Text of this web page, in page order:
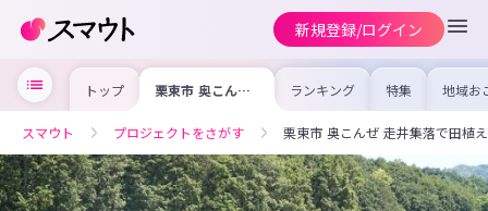
新規登録/ログイン
トップ 栗東市 奥こんぜ
走井集落で田植え
ランキング 特集 地域お
の求
を集め
事内容
を比較
けよう
スマウト プロジェクトをさがす 栗東市 奥こんぜ 走井集落で田植